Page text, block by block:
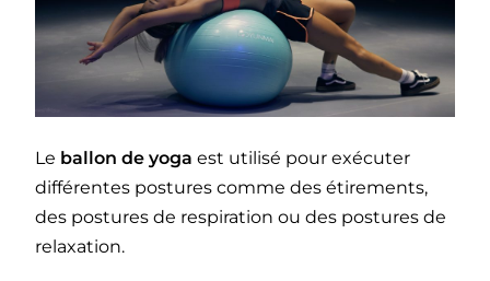
Le ballon de yoga est utilisé pour exécuter
différentes postures comme des étirements,
des postures de respiration ou des postures de
relaxation.